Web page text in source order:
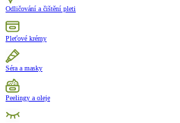
Odličování a čištění pleti
Pleťové krémy
Séra a masky
Peelingy a oleje